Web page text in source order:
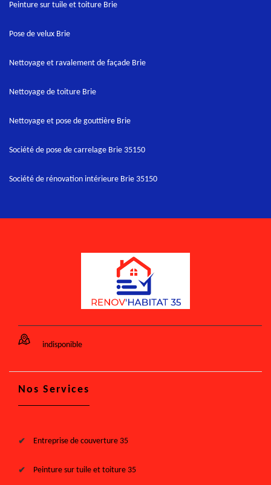
Peinture sur tuile et toiture Brie
Pose de velux Brie
Nettoyage et ravalement de façade Brie
Nettoyage de toiture Brie
Nettoyage et pose de gouttière Brie
Société de pose de carrelage Brie 35150
Société de rénovation intérieure Brie 35150
indisponible
Nos Services
Entreprise de couverture 35
Peinture sur tuile et toiture 35